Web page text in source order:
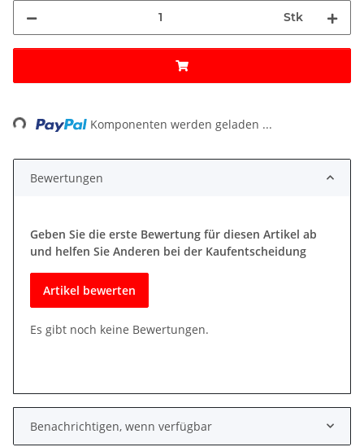
Stk
Komponenten werden geladen ...
Bewertungen
Geben Sie die erste Bewertung für diesen Artikel ab
und helfen Sie Anderen bei der Kaufentscheidung
Artikel bewerten
Es gibt noch keine Bewertungen.
Benachrichtigen, wenn verfügbar